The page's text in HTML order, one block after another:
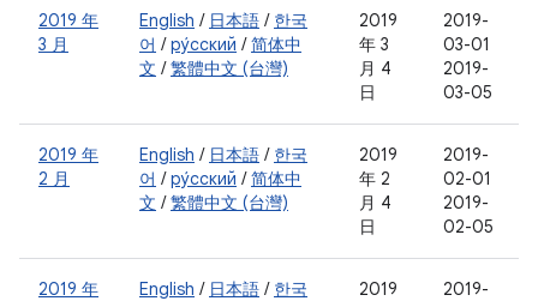
2019 年
3 月
English / 日本語 / 한국
어 /ру́сский /简体中
文 /繁體中文 (台灣)
2019
年 3
月 4
日
2019-
03-01
2019-
03-05
2019 年
2 月
English / 日本語 / 한국
어 /ру́сский /简体中
文 /繁體中文 (台灣)
2019
年 2
月 4
日
2019-
02-01
2019-
02-05
2019 年
English / 日本語 / 한국
2019
2019-